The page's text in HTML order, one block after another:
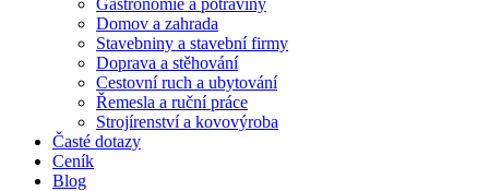
Gastronomie a potraviny
Domov a zahrada
Stavebniny a stavební firmy
Doprava a stěhování
Cestovní ruch a ubytování
Řemesla a ruční práce
Strojírenství a kovovýroba
Časté dotazy
Ceník
Blog